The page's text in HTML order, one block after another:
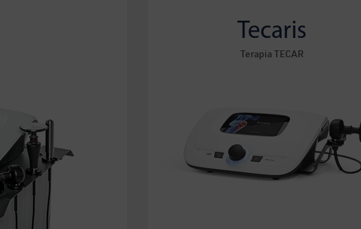
Tecaris
Terapia TECAR